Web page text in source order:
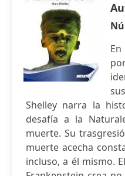
Shelley narra la
desafía a la
muerte. Su
muerte acecha
incluso, a él mismo.